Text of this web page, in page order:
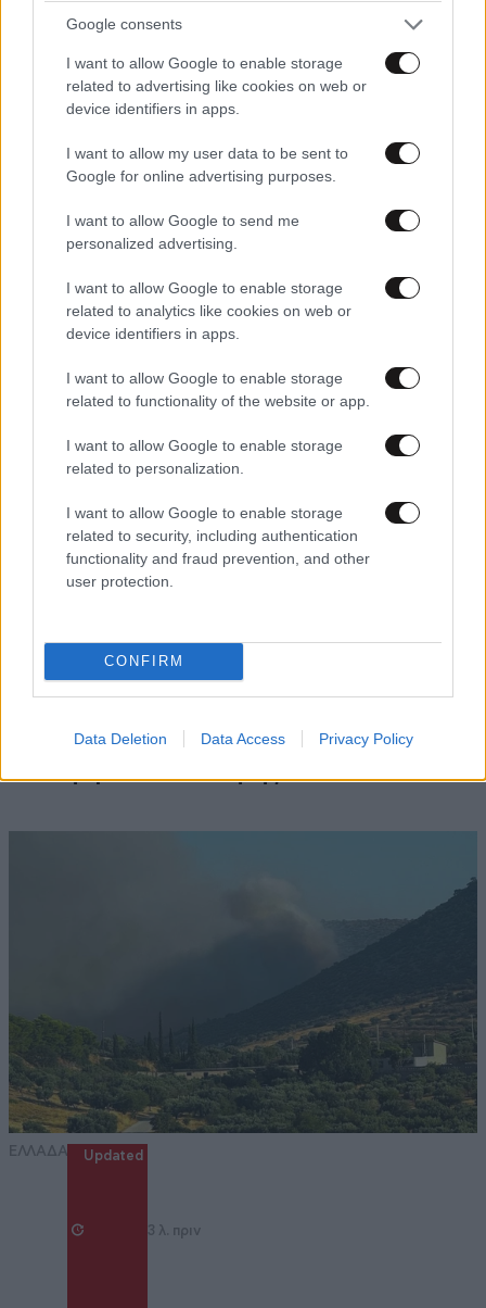
Google consents
I want to allow Google to enable storage
related to advertising like cookies on web or
device identifiers in apps.
I want to allow my user data to be sent to
Google for online advertising purposes.
I want to allow Google to send me
personalized advertising.
I want to allow Google to enable storage
related to analytics like cookies on web or
device identifiers in apps.
I want to allow Google to enable storage
related to functionality of the website or app.
I want to allow Google to enable storage
related to personalization.
I want to allow Google to enable storage
related to security, including authentication
functionality and fraud prevention, and other
user protection.
CONFIRM
Data Deletion Data Access Privacy Policy
09·08·2026 20:04
«Ο εφιάλτης μου στο πλοίο-σκλαβιά των
«παραδόθηκε» στη θρησκευτική ομάδα και
ΕΛΛΑΔΑ Updated
3 λ. πριν